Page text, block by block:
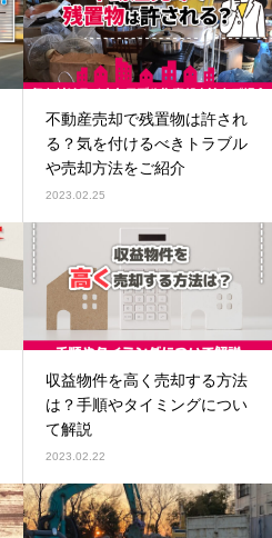
不動産売却で残置物は許され
る？気を付けるべきトラブル
や売却方法をご紹介
2023.02.25
収益物件を高く売却する方法
は？手順やタイミングについ
て解説
2023.02.22